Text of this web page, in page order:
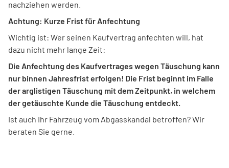
nachziehen werden.
Achtung: Kurze Frist für Anfechtung
Wichtig ist: Wer seinen Kaufvertrag anfechten will, hat
dazu nicht mehr lange Zeit:
Die Anfechtung des Kaufvertrages wegen Täuschung kann
nur binnen Jahresfrist erfolgen! Die Frist beginnt im Falle
der arglistigen Täuschung mit dem Zeitpunkt, in welchem
der getäuschte Kunde die Täuschung entdeckt.
Ist auch Ihr Fahrzeug vom Abgasskandal betroffen? Wir
beraten Sie gerne.